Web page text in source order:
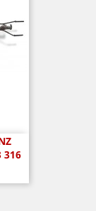
316